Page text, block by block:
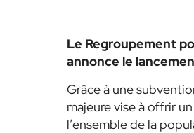
Le Regroupement
annonce le
Grâce à une
majeure vise à offrir
l’ensemble de la